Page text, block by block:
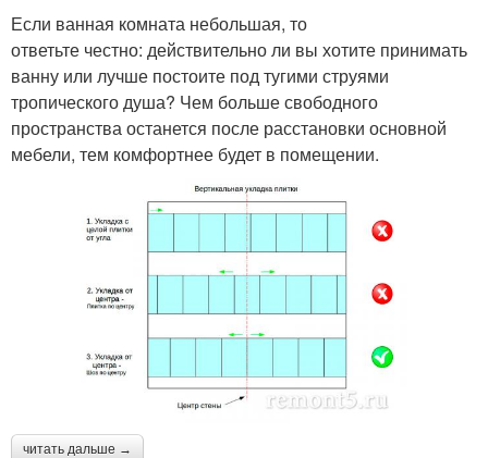
Если ванная комната небольшая, то
ответьте честно: действительно ли вы хотите принимать
ванну или лучше постоите под тугими струями
тропического душа? Чем больше свободного
пространства останется после расстановки основной
мебели, тем комфортнее будет в помещении.
читать дальше →